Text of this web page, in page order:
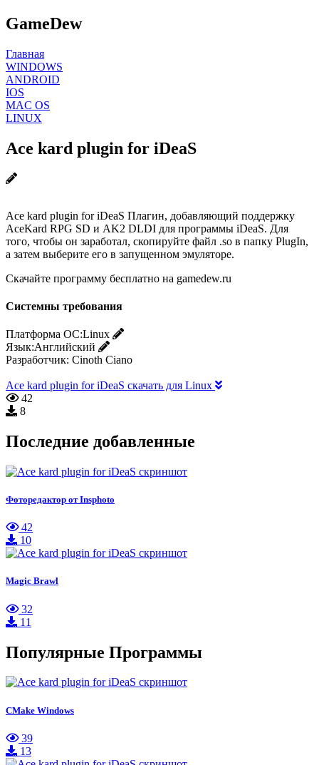
GameDew
Главная
WINDOWS
ANDROID
IOS
MAC OS
LINUX
Ace kard plugin for iDeaS
Ace kard plugin for iDeaS Плагин, добавляющий поддержку
AceKard RPG SD и AK2 DLDI для программы iDeaS. Для
того, чтобы он заработал, скопируйте файл .so в папку PlugIn,
а затем выберите его в запущенном эмуляторе.
Скачайте программу бесплатно на gamedew.ru
Системны требования
Платформа ОС:Linux
Язык:Английский
Разработчик: Cinoth Ciano
Ace kard plugin for iDeaS скачать для Linux
42
8
Последние добавленные
Фоторедактор от Insphoto
42
10
Magic Brawl
32
11
Популярные Программы
CMake Windows
39
13